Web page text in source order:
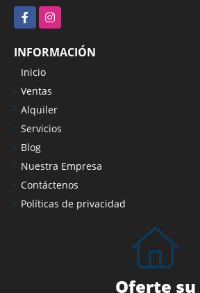
FacebookInstagram
INFORMACIÓN
Inicio
Ventas
Alquiler
Servicios
Blog
Nuestra Empresa
Contáctenos
Políticas de privacidad
Oferte su